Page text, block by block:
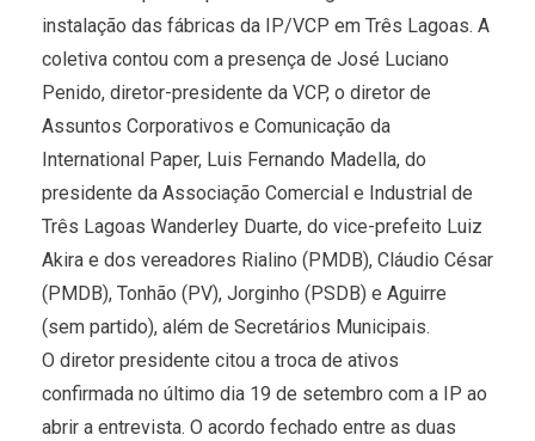
instalação das fábricas da IP/VCP em Três Lagoas. A
coletiva contou com a presença de José Luciano
Penido, diretor-presidente da VCP, o diretor de
Assuntos Corporativos e Comunicação da
International Paper, Luis Fernando Madella, do
presidente da Associação Comercial e Industrial de
Três Lagoas Wanderley Duarte, do vice-prefeito Luiz
Akira e dos vereadores Rialino (PMDB), Cláudio César
(PMDB), Tonhão (PV), Jorginho (PSDB) e Aguirre
(sem partido), além de Secretários Municipais.
O diretor presidente citou a troca de ativos
confirmada no último dia 19 de setembro com a IP ao
abrir a entrevista. O acordo fechado entre as duas